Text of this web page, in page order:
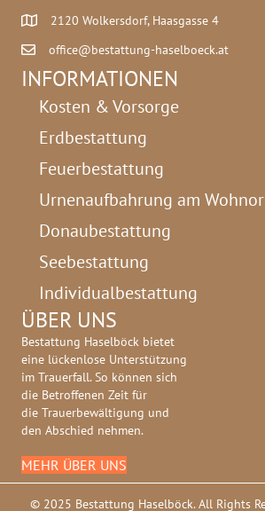
2120 Wolkersdorf, Haasgasse 4
office@bestattung-haselboeck.at
INFORMATIONEN
Kosten & Vorsorge
Erdbestattung
Feuerbestattung
Urnenaufbahrung am
Donaubestattung
Seebestattung
Individualbestattung
ÜBER UNS
Bestattung Haselböck bietet
eine lückenlose Unterstützung
im Trauerfall. So können sich
die Betroffenen Zeit für
die Trauerbewältigung und
den Abschied nehmen.
MEHR ÜBER UNS
© 2025 Bestattung Haselböck. All Rights